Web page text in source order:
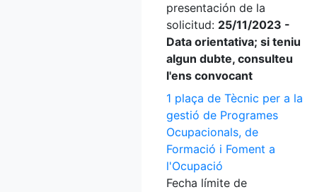
presentación de la
solicitud: 25/11/2023 -
Data orientativa; si teniu
algun dubte, consulteu
l'ens convocant
1 plaça de Tècnic per a la
gestió de Programes
Ocupacionals, de
Formació i Foment a
l'Ocupació
Fecha límite de